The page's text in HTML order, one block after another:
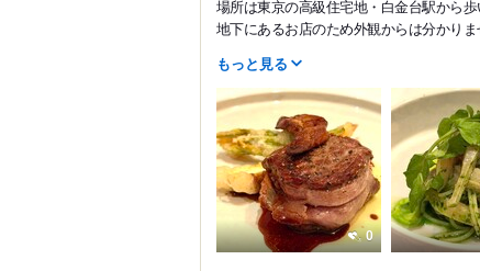
場所は東京の高級住宅地・白金台駅から歩
地下にあるお店のため外観からは分かり
もっと見る
0